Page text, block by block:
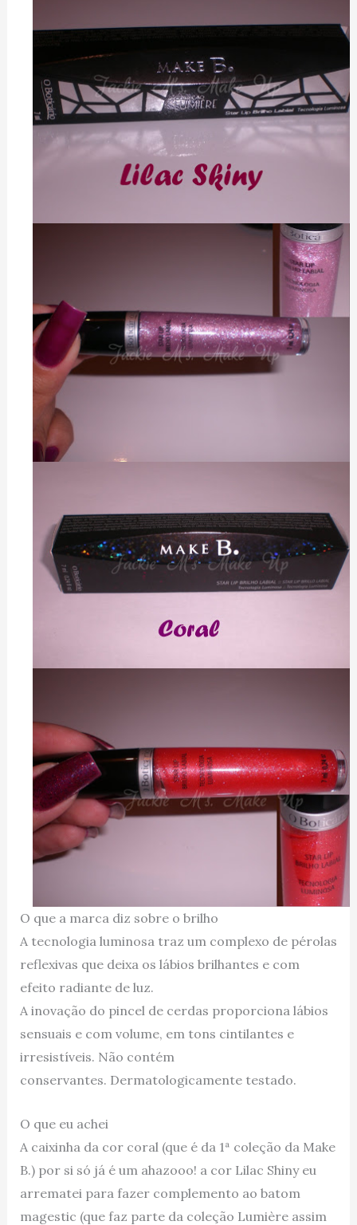
O que a marca diz sobre o brilho
A tecnologia luminosa traz um complexo de pérolas
reflexivas que deixa os lábios brilhantes e com
efeito radiante de luz.
A inovação do pincel de cerdas proporciona lábios
sensuais e com volume, em tons cintilantes e
irresistíveis. Não contém
conservantes. Dermatologicamente testado.
O que eu achei
A caixinha da cor coral (que é da 1ª coleção da Make
B.) por si só já é um ahazooo! a cor Lilac Shiny eu
arrematei para fazer complemento ao batom
magestic (que faz parte da coleção Lumière assim